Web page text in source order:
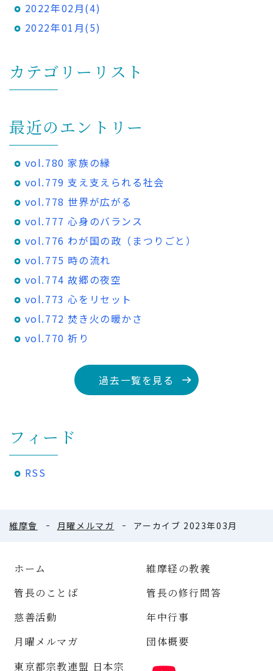
2022年02月(4)
2022年01月(5)
カテゴリーリスト
最近のエントリー
vol.780 家族の縁
vol.779 支え支えられる社会
vol.778 世界が広がる
vol.777 心身のバランス
vol.776 わが国の政（まつりごと）
vol.775 時の流れ
vol.774 故郷の夜空
vol.773 心をリセット
vol.772 焚き火の暖かさ
vol.770 祈り
過去一覧を見る
フィード
RSS
維摩會 月曜メルマガ アーカイブ 2023年03月
ホーム
維摩経の教義
管長のことば
管長の修行問答
慈善活動
年中行事
月曜メルマガ
団体概要
東京都宗教連盟 日本宗